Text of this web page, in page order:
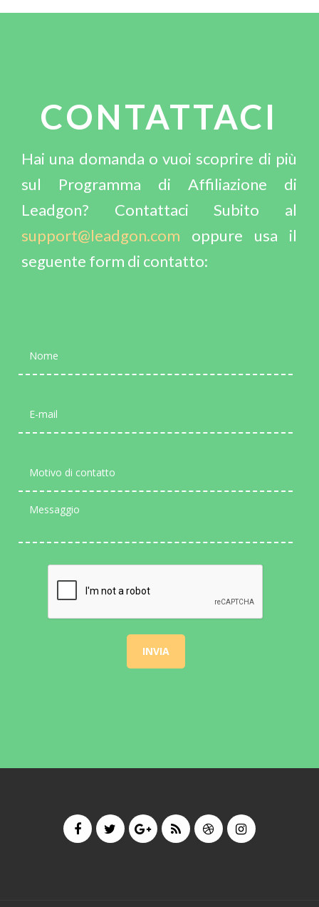
CONTATTACI
Hai una domanda o vuoi scoprire di più
sul Programma di Affiliazione di
Leadgon? Contattaci Subito al
support@leadgon.com oppure usa il
seguente form di contatto: